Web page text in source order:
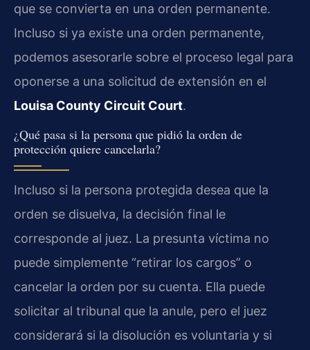
que se convierta en una orden permanente.
Incluso si ya existe una orden permanente,
podemos asesorarle sobre el proceso legal para
oponerse a una solicitud de extensión en el
Louisa County Circuit Court.
¿Qué pasa si la persona que pidió la orden de
protección quiere cancelarla?
Incluso si la persona protegida desea que la
orden se disuelva, la decisión final le
corresponde al juez. La presunta víctima no
puede simplemente “retirar los cargos” o
cancelar la orden por su cuenta. Ella puede
solicitar al tribunal que la anule, pero el juez
considerará si la disolución es voluntaria y si